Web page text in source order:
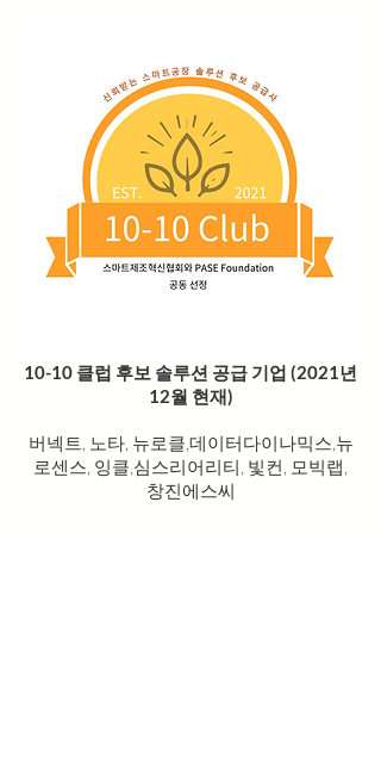
10-10 클럽 후보 솔루션 공급 기업 (2021년
12월 현재)
​버넥트, 노타, 뉴로클,데이터다이나믹스,뉴
로센스, 잉클,심스리어리티, 빛컨, 모빅랩,
창진에스씨